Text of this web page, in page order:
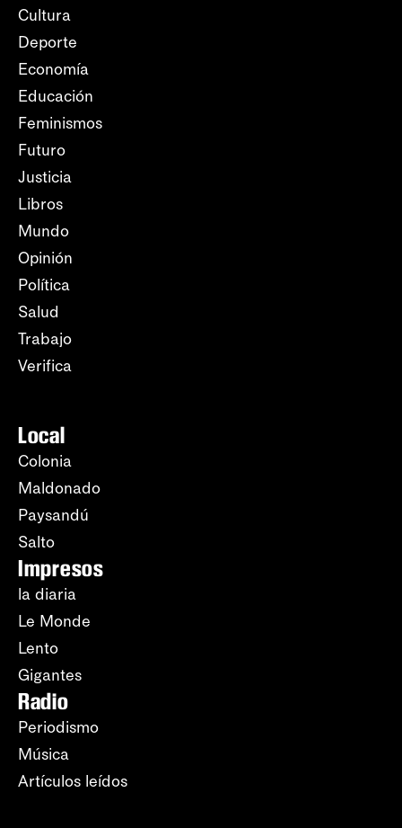
Cultura
Deporte
Economía
Educación
Feminismos
Futuro
Justicia
Libros
Mundo
Opinión
Política
Salud
Trabajo
Verifica
Local
Colonia
Maldonado
Paysandú
Salto
Impresos
la diaria
Le Monde
Lento
Gigantes
Radio
Periodismo
Música
Artículos leídos